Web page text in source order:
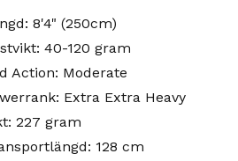
8'4" (250cm)
40-120 gram
Action: Moderate
Extra Extra Heavy
227 gram
128 cm